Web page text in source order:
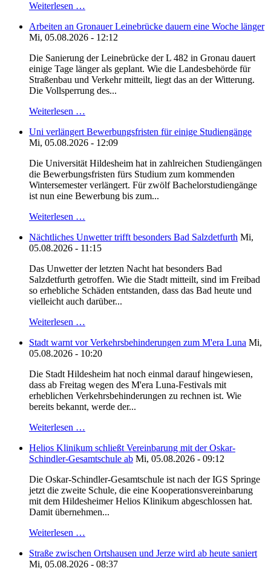
Weiterlesen …
Arbeiten an Gronauer Leinebrücke dauern eine Woche länger
Mi, 05.08.2026 - 12:12
Die Sanierung der Leinebrücke der L 482 in Gronau dauert
einige Tage länger als geplant. Wie die Landesbehörde für
Straßenbau und Verkehr mitteilt, liegt das an der Witterung.
Die Vollsperrung des...
Weiterlesen …
Uni verlängert Bewerbungsfristen für einige Studiengänge
Mi, 05.08.2026 - 12:09
Die Universität Hildesheim hat in zahlreichen Studiengängen
die Bewerbungsfristen fürs Studium zum kommenden
Wintersemester verlängert. Für zwölf Bachelorstudiengänge
ist nun eine Bewerbung bis zum...
Weiterlesen …
Nächtliches Unwetter trifft besonders Bad Salzdetfurth Mi,
05.08.2026 - 11:15
Das Unwetter der letzten Nacht hat besonders Bad
Salzdetfurth getroffen. Wie die Stadt mitteilt, sind im Freibad
so erhebliche Schäden entstanden, dass das Bad heute und
vielleicht auch darüber...
Weiterlesen …
Stadt warnt vor Verkehrsbehinderungen zum M'era Luna Mi,
05.08.2026 - 10:20
Die Stadt Hildesheim hat noch einmal darauf hingewiesen,
dass ab Freitag wegen des M'era Luna-Festivals mit
erheblichen Verkehrsbehinderungen zu rechnen ist. Wie
bereits bekannt, werde der...
Weiterlesen …
Helios Klinikum schließt Vereinbarung mit der Oskar-
Schindler-Gesamtschule ab Mi, 05.08.2026 - 09:12
Die Oskar-Schindler-Gesamtschule ist nach der IGS Springe
jetzt die zweite Schule, die eine Kooperationsvereinbarung
mit dem Hildesheimer Helios Klinikum abgeschlossen hat.
Damit übernehmen...
Weiterlesen …
Straße zwischen Ortshausen und Jerze wird ab heute saniert
Mi, 05.08.2026 - 08:37